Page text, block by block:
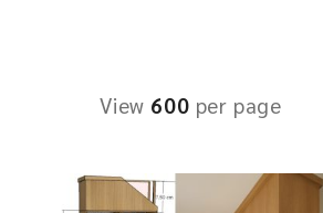
View 600 per page